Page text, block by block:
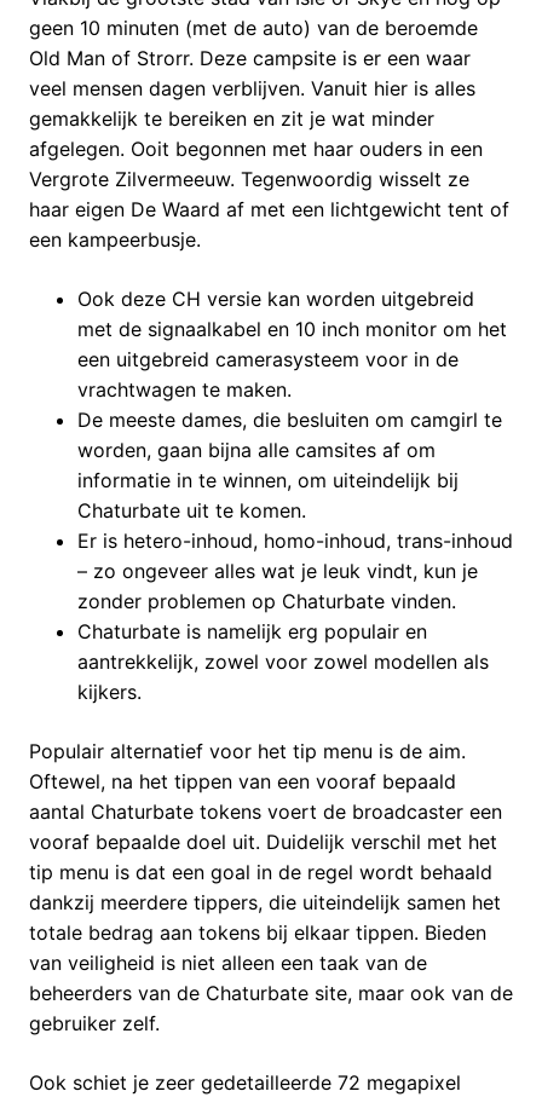
geen 10 minuten (met de auto) van de beroemde
Old Man of Strorr. Deze campsite is er een waar
veel mensen dagen verblijven. Vanuit hier is alles
gemakkelijk te bereiken en zit je wat minder
afgelegen. Ooit begonnen met haar ouders in een
Vergrote Zilvermeeuw. Tegenwoordig wisselt ze
haar eigen De Waard af met een lichtgewicht tent of
een kampeerbusje.
Ook deze CH versie kan worden uitgebreid
met de signaalkabel en 10 inch monitor om het
een uitgebreid camerasysteem voor in de
vrachtwagen te maken.
De meeste dames, die besluiten om camgirl te
worden, gaan bijna alle camsites af om
informatie in te winnen, om uiteindelijk bij
Chaturbate uit te komen.
Er is hetero-inhoud, homo-inhoud, trans-inhoud
– zo ongeveer alles wat je leuk vindt, kun je
zonder problemen op Chaturbate vinden.
Chaturbate is namelijk erg populair en
aantrekkelijk, zowel voor zowel modellen als
kijkers.
Populair alternatief voor het tip menu is de aim.
Oftewel, na het tippen van een vooraf bepaald
aantal Chaturbate tokens voert de broadcaster een
vooraf bepaalde doel uit. Duidelijk verschil met het
tip menu is dat een goal in de regel wordt behaald
dankzij meerdere tippers, die uiteindelijk samen het
totale bedrag aan tokens bij elkaar tippen. Bieden
van veiligheid is niet alleen een taak van de
beheerders van de Chaturbate site, maar ook van de
gebruiker zelf.
Ook schiet je zeer gedetailleerde 72 megapixel